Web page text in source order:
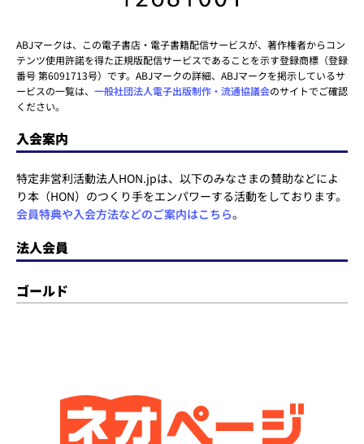
ABJマークは、この電子書店・電子書籍配信サービスが、著作権者からコン
テンツ使用許諾を得た正規版配信サービスであることを示す登録商標（登録
番号 第6091713号）です。ABJマークの詳細、ABJマークを掲示しているサ
ービスの一覧は、 一般社団法人電子出版制作・流通協議会のサイトでご確認
ください。
入会案内
特定非営利活動法人HON.jpは、以下のみなさまの賛助などによ
り本（HON）のつくり手をエンパワーする活動をしております。
会員特典や入会方法などのご案内はこちら。
法人会員
ゴールド